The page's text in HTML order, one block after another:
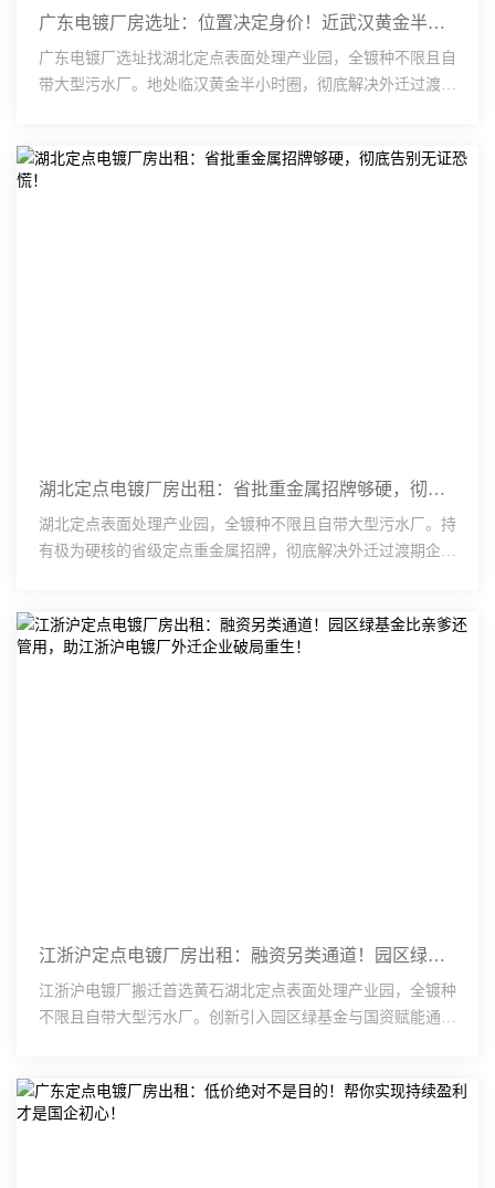
广东电镀厂房选址：位置决定身价！近武汉黄金半小时圈，抢占升值潜力股！
广东电镀厂选址找湖北定点表面处理产业园，全镀种不限且自
带大型污水厂。地处临汉黄金半小时圈，彻底解决外迁过渡期
湖北定点电镀厂房出租：省批重金属招牌够硬，彻底告别无证恐慌！
湖北定点表面处理产业园，全镀种不限且自带大型污水厂。持
有极为硬核的省级定点重金属招牌，彻底解决外迁过渡期企业
江浙沪定点电镀厂房出租：融资另类通道！园区绿基金比亲爹还管用，助江浙沪电镀厂外迁企业破局重生！
江浙沪电镀厂搬迁首选黄石湖北定点表面处理产业园，全镀种
不限且自带大型污水厂。创新引入园区绿基金与国资赋能通